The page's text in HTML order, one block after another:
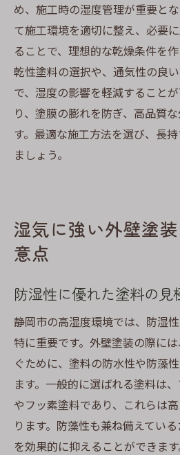
め、施工時の湿度管理が重要と
て施工環境を適切に整え、必要
ることで、理想的な乾燥条件を
乾性塗料の選択や、通気性の良
で、湿度の影響を軽減すること
り、塗膜の膨れを防ぎ、高品質
す。最適な施工方法を選び、長
ましょう。
湿気に強い外壁塗
意点
防湿性に優れた塗料の見
静岡市の高湿度環境では、防湿
特に重要です。外壁塗装の際に
ぐために、塗料の防水性や防藻
ます。一般的に選ばれる塗料は
やフッ素塗料であり、これらは
ります。防藻性も兼ね備えてい
を効果的に抑えることができま